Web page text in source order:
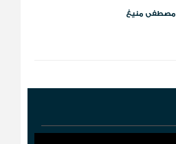
مصطفى منيغ